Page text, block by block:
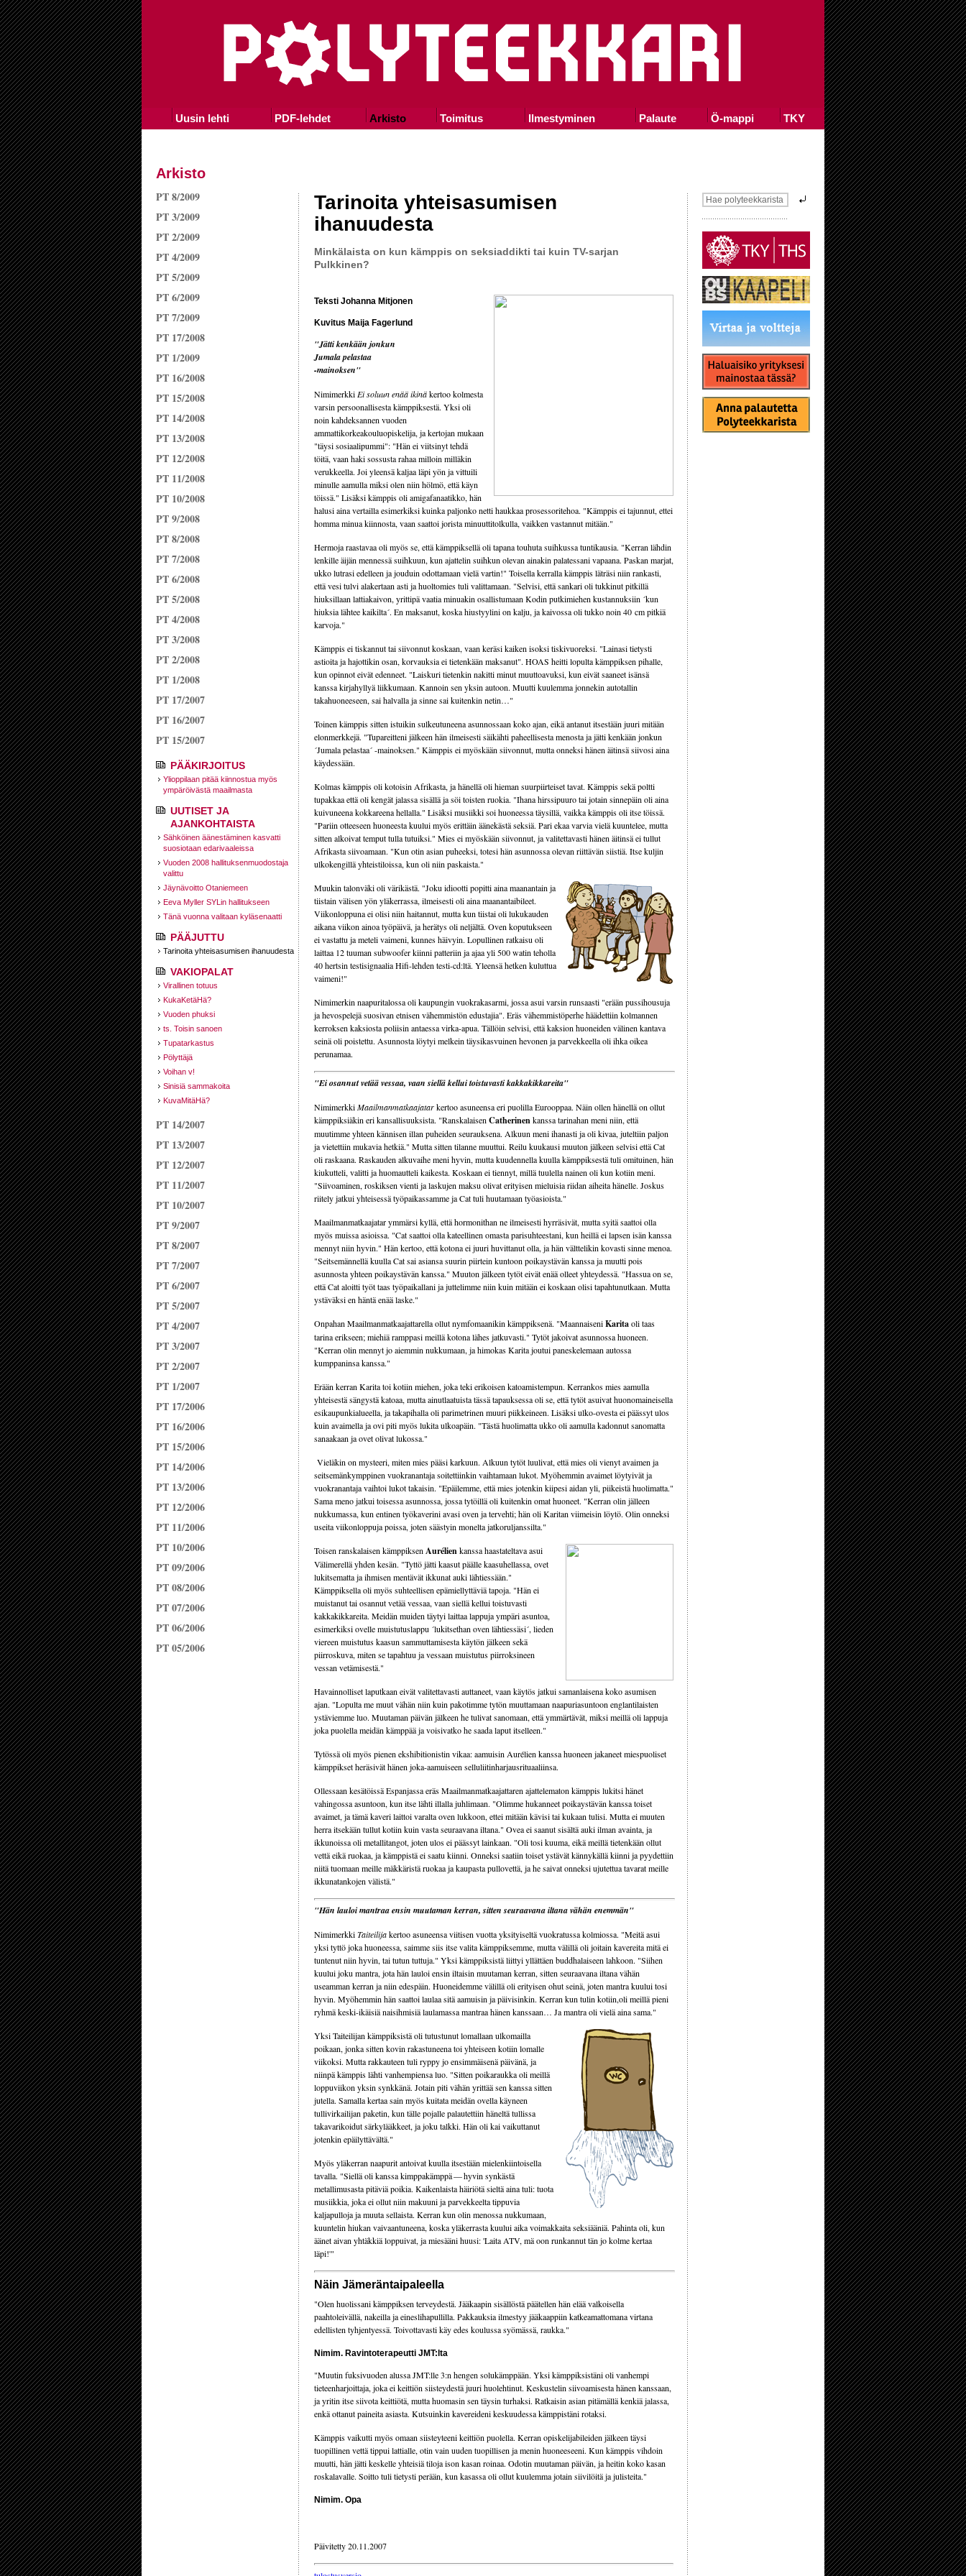
Uusin lehti PDF-lehdet Arkisto Toimitus Ilmestyminen Palaute Ö-mappi TKY
Arkisto
PT 8/2009
PT 3/2009
PT 2/2009
PT 4/2009
PT 5/2009
PT 6/2009
PT 7/2009
PT 17/2008
PT 1/2009
PT 16/2008
PT 15/2008
PT 14/2008
PT 13/2008
PT 12/2008
PT 11/2008
PT 10/2008
PT 9/2008
PT 8/2008
PT 7/2008
PT 6/2008
PT 5/2008
PT 4/2008
PT 3/2008
PT 2/2008
PT 1/2008
PT 17/2007
PT 16/2007
PT 15/2007
PÄÄKIRJOITUS
Ylioppilaan pitää kiinnostua myös
ympäröivästä maailmasta
UUTISET JA
AJANKOHTAISTA
Sähköinen äänestäminen kasvatti
suosiotaan edarivaaleissa
Vuoden 2008 hallituksen­muodostaja
valittu
Jäynävoitto Otaniemeen
Eeva Myller SYLin hallitukseen
Tänä vuonna valitaan kyläsenaatti
PÄÄJUTTU
Tarinoita yhteisasumisen ihanuudesta
VAKIOPALAT
Virallinen totuus
KukaKetäHä?
Vuoden phuksi
ts. Toisin sanoen
Tupatarkastus
Pölyttäjä
Voihan v!
Sinisiä sammakoita
KuvaMitäHä?
PT 14/2007
PT 13/2007
PT 12/2007
PT 11/2007
PT 10/2007
PT 9/2007
PT 8/2007
PT 7/2007
PT 6/2007
PT 5/2007
PT 4/2007
PT 3/2007
PT 2/2007
PT 1/2007
PT 17/2006
PT 16/2006
PT 15/2006
PT 14/2006
PT 13/2006
PT 12/2006
PT 11/2006
PT 10/2006
PT 09/2006
PT 08/2006
PT 07/2006
PT 06/2006
PT 05/2006
Tarinoita yhteisasumisen
ihanuudesta
Minkälaista on kun kämppis on seksiaddikti tai kuin TV-sarjan
Pulkkinen?
Teksti Johanna Mitjonen
Kuvitus Maija Fagerlund
"Jätti kenkään jonkun
Jumala pelastaa
-mainoksen"
Nimimerkki Ei soluun enää ikinäkertoo kolmesta
varsin persoonallisesta kämppiksestä. Yksi oli
noin kahdeksannen vuoden
ammattikorkeakouluopiskelija, ja kertojan mukaan
"täysi sosiaalipummi": "Hän ei viitsinyt tehdä
töitä, vaan haki sossusta rahaa milloin milläkin
verukkeella. Joi yleensä kaljaa läpi yön ja vittuili
minulle aamulla miksi olen niin hölmö, että käyn
töissä." Lisäksi kämppis oli amigafanaatikko, hän
halusi aina vertailla esimerkiksi kuinka paljonko netti haukkaa prosessoritehoa. "Kämppis ei tajunnut, ettei
homma minua kiinnosta, vaan saattoi jorista minuuttitolkulla, vaikken vastannut mitään."
Hermoja raastavaa oli myös se, että kämppiksellä oli tapana touhuta suihkussa tuntikausia. "Kerran lähdin
lenkille äijän mennessä suihkuun, kun ajattelin suihkun olevan ainakin palatessani vapaana. Paskan marjat,
ukko lutrasi edelleen ja jouduin odottamaan vielä vartin!" Toisella kerralla kämppis läträsi niin rankasti,
että vesi tulvi alakertaan asti ja huoltomies tuli valittamaan. "Selvisi, että sankari oli tukkinut pitkillä
hiuksillaan lattiakaivon, yrittipä vaatia minuakin osallistumaan Kodin putkimiehen kustannuksiin ´kun
hiuksia lähtee kaikilta´. En maksanut, koska hiustyylini on kalju, ja kaivossa oli tukko noin 40 cm pitkiä
karvoja."
Kämppis ei tiskannut tai siivonnut koskaan, vaan keräsi kaiken isoksi tiskivuoreksi. "Lainasi tietysti
astioita ja hajottikin osan, korvauksia ei tietenkään maksanut". HOAS heitti lopulta kämppiksen pihalle,
kun opinnot eivät edenneet. "Laiskuri tietenkin nakitti minut muuttoavuksi, kun eivät saaneet isänsä
kanssa kirjahyllyä liikkumaan. Kannoin sen yksin autoon. Muutti kuulemma jonnekin autotallin
takahuoneeseen, sai halvalla ja sinne sai kuitenkin netin…"
Toinen kämppis sitten istuikin sulkeutuneena asunnossaan koko ajan, eikä antanut itsestään juuri mitään
elonmerkkejä. "Tupareitteni jälkeen hän ilmeisesti säikähti paheellisesta menosta ja jätti kenkään jonkun
´Jumala pelastaa´ -mainoksen." Kämppis ei myöskään siivonnut, mutta onneksi hänen äitinsä siivosi aina
käydessään.
Kolmas kämppis oli kotoisin Afrikasta, ja hänellä oli hieman suurpiirteiset tavat. Kämppis sekä poltti
tupakkaa että oli kengät jalassa sisällä ja söi toisten ruokia. "Ihana hirssipuuro tai jotain sinnepäin oli aina
kuivuneena kokkareena hellalla." Lisäksi musiikki soi huoneessa täysillä, vaikka kämppis oli itse töissä.
"Pariin otteeseen huoneesta kuului myös erittäin äänekästä seksiä. Pari ekaa varvia vielä kuuntelee, mutta
sitten alkoivat temput tulla tutuiksi." Mies ei myöskään siivonnut, ja valitettavasti hänen äitinsä ei tullut
Afrikasta siivoamaan. "Kun otin asian puheeksi, totesi hän asunnossa olevan riittävän siistiä. Itse kuljin
ulkokengillä yhteistiloissa, kun oli niin paskaista."
Muukin talonväki oli värikästä. "Joku idiootti popitti aina maanantain ja
tiistain välisen yön yläkerrassa, ilmeisesti oli aina maanantaibileet.
Viikonloppuna ei olisi niin haitannut, mutta kun tiistai oli lukukauden
aikana viikon ainoa työpäivä, ja herätys oli neljältä. Oven koputukseen
ei vastattu ja meteli vaimeni, kunnes häivyin. Lopullinen ratkaisu oli
laittaa 12 tuuman subwoofer kiinni patteriin ja ajaa yli 500 watin teholla
40 hertsin testisignaalia Hifi-lehden testi-cd:ltä. Yleensä hetken kuluttua
vaimeni!"
Nimimerkin naapuritalossa oli kaupungin vuokrakasarmi, jossa asui varsin runsaasti "erään pussihousuja
ja hevospelejä suosivan etnisen vähemmistön edustajia". Eräs vähemmistöperhe häädettiin kolmannen
kerroksen kaksiosta poliisin antaessa virka-apua. Tällöin selvisi, että kaksion huoneiden välinen kantava
seinä oli poistettu. Asunnosta löytyi melkein täysikasvuinen hevonen ja parvekkeella oli ihka oikea
perunamaa.
"Ei osannut vetää vessaa, vaan siellä kellui toistuvasti kakkakikkareita"
NimimerkkiMaailmanmatkaajatarkertoo asuneensa eri puolilla Eurooppaa. Näin ollen hänellä on ollut
kämppiksiäkin eri kansallisuuksista. "Ranskalaisen Catherinenkanssa tarinahan meni niin, että
muutimme yhteen kännisen illan puheiden seurauksena. Alkuun meni ihanasti ja oli kivaa, juteltiin paljon
ja vietettiin mukavia hetkiä." Mutta sitten tilanne muuttui. Reilu kuukausi muuton jälkeen selvisi että Cat
oli raskaana. Raskauden alkuvaihe meni hyvin, mutta kuudennella kuulla kämppiksestä tuli omituinen, hän
kiukutteli, valitti ja huomautteli kaikesta. Koskaan ei tiennyt, millä tuulella nainen oli kun kotiin meni.
"Siivoaminen, roskiksen vienti ja laskujen maksu olivat erityisen mieluisia riidan aiheita hänelle. Joskus
riitely jatkui yhteisessä työpaikassamme ja Cat tuli huutamaan työasioista."
Maailmanmatkaajatar ymmärsi kyllä, että hormonithan ne ilmeisesti hyrräsivät, mutta syitä saattoi olla
myös muissa asioissa. "Cat saattoi olla kateellinen omasta parisuhteestani, kun heillä ei lapsen isän kanssa
mennyt niin hyvin." Hän kertoo, että kotona ei juuri huvittanut olla, ja hän välttelikin kovasti sinne menoa.
"Seitsemännellä kuulla Cat sai asiansa suurin piirtein kuntoon poikaystävän kanssa ja muutti pois
asunnosta yhteen poikaystävän kanssa." Muuton jälkeen tytöt eivät enää olleet yhteydessä. "Hassua on se,
että Cat aloitti työt taas työpaikallani ja juttelimme niin kuin mitään ei koskaan olisi tapahtunutkaan. Mutta
ystäväksi en häntä enää laske."
Onpahan Maailmanmatkaajattarella ollut nymfomaanikin kämppiksenä. "MaannaiseniKaritaoli taas
tarina erikseen; miehiä ramppasi meillä kotona lähes jatkuvasti." Tytöt jakoivat asunnossa huoneen.
"Kerran olin mennyt jo aiemmin nukkumaan, ja himokas Karita joutui paneskelemaan autossa
kumppaninsa kanssa."
Erään kerran Karita toi kotiin miehen, joka teki erikoisen katoamistempun. Kerrankos mies aamulla
yhteisestä sängystä katoaa, mutta ainutlaatuista tässä tapauksessa oli se, että tytöt asuivat huonomaineisella
esikaupunkialueella, ja takapihalla oli parimetrinen muuri piikkeineen. Lisäksi ulko-ovesta ei päässyt ulos
kuin avaimella ja ovi piti myös lukita ulkoapäin. "Tästä huolimatta ukko oli aamulla kadonnut sanomatta
sanaakaan ja ovet olivat lukossa."
Vieläkin on mysteeri, miten mies pääsi karkuun. Alkuun tytöt luulivat, että mies oli vienyt avaimen ja
seitsemänkymppinen vuokranantaja soitettiinkin vaihtamaan lukot. Myöhemmin avaimet löytyivät ja
vuokranantaja vaihtoi lukot takaisin. "Epäilemme, että mies jotenkin kiipesi aidan yli, piikeistä huolimatta."
Sama meno jatkui toisessa asunnossa, jossa tytöillä oli kuitenkin omat huoneet. "Kerran olin jälleen
nukkumassa, kun entinen työkaverini avasi oven ja tervehti; hän oli Karitan viimeisin löytö. Olin onneksi
useita viikonloppuja poissa, joten säästyin monelta jatkoruljanssilta."
Toisen ranskalaisen kämppiksen Aurélienkanssa haastateltava asui
Välimerellä yhden kesän. "Tyttö jätti kaasut päälle kaasuhellassa, ovet
lukitsematta ja ihmisen mentävät ikkunat auki lähtiessään."
Kämppiksella oli myös suhteellisen epämiellyttäviä tapoja. "Hän ei
muistanut tai osannut vetää vessaa, vaan siellä kellui toistuvasti
kakkakikkareita. Meidän muiden täytyi laittaa lappuja ympäri asuntoa,
esimerkiksi ovelle muistutuslappu ´lukitsethan oven lähtiessäsi´, lieden
viereen muistutus kaasun sammuttamisesta käytön jälkeen sekä
piirroskuva, miten se tapahtuu ja vessaan muistutus piirroksineen
vessan vetämisestä."
Havainnolliset laputkaan eivät valitettavasti auttaneet, vaan käytös jatkui samanlaisena koko asumisen
ajan. "Lopulta me muut vähän niin kuin pakotimme tytön muuttamaan naapuriasuntoon englantilaisten
ystäviemme luo. Muutaman päivän jälkeen he tulivat sanomaan, että ymmärtävät, miksi meillä oli lappuja
joka puolella meidän kämppää ja voisivatko he saada laput itselleen."
Tytössä oli myös pienen ekshibitionistin vikaa: aamuisin Aurélien kanssa huoneen jakaneet miespuoliset
kämppikset heräsivät hänen joka-aamuiseen selluliitinharjausrituaaliinsa.
Ollessaan kesätöissä Espanjassa eräs Maailmanmatkaajattaren ajattelematon kämppis lukitsi hänet
vahingossa asuntoon, kun itse lähti illalla juhlimaan. "Olimme hukanneet poikaystävän kanssa toiset
avaimet, ja tämä kaveri laittoi varalta oven lukkoon, ettei mitään kävisi tai kukaan tulisi. Mutta ei muuten
herra itsekään tullut kotiin kuin vasta seuraavana iltana." Ovea ei saanut sisältä auki ilman avainta, ja
ikkunoissa oli metallitangot, joten ulos ei päässyt lainkaan. "Oli tosi kuuma, eikä meillä tietenkään ollut
vettä eikä ruokaa, ja kämppistä ei saatu kiinni. Onneksi saatiin toiset ystävät kännykällä kiinni ja pyydettiin
niitä tuomaan meille mäkkäristä ruokaa ja kaupasta pullovettä, ja he saivat onneksi ujutettua tavarat meille
ikkunatankojen välistä."
"Hän lauloi mantraa ensin muutaman kerran, sitten seuraavana iltana vähän enemmän"
NimimerkkiTaiteilijakertoo asuneensa viitisen vuotta yksityiseltä vuokratussa kolmiossa. "Meitä asui
yksi tyttö joka huoneessa, saimme siis itse valita kämppiksemme, mutta välillä oli joitain kavereita mitä ei
tuntenut niin hyvin, tai tutun tuttuja." Yksi kämppiksistä liittyi yllättäen buddhalaiseen lahkoon. "Siihen
kuului joku mantra, jota hän lauloi ensin iltaisin muutaman kerran, sitten seuraavana iltana vähän
useamman kerran ja niin edespäin. Huoneidemme välillä oli erityisen ohut seinä, joten mantra kuului tosi
hyvin. Myöhemmin hän saattoi laulaa sitä aamuisin ja päivisinkin. Kerran kun tulin kotiin,oli meillä pieni
ryhmä keski-ikäisiä naisihmisiä laulamassa mantraa hänen kanssaan… Ja mantra oli vielä aina sama."
Yksi Taiteilijan kämppiksistä oli tutustunut lomallaan ulkomailla
poikaan, jonka sitten kovin rakastuneena toi yhteiseen kotiin lomalle
viikoksi. Mutta rakkauteen tuli ryppy jo ensimmäisenä päivänä, ja
niinpä kämppis lähti vanhempiensa luo. "Sitten poikaraukka oli meillä
loppuviikon yksin synkkänä. Jotain piti vähän yrittää sen kanssa sitten
jutella. Samalla kertaa sain myös kuitata meidän ovella käyneen
tullivirkailijan paketin, kun tälle pojalle palautettiin häneltä tullissa
takavarikoidut särkylääkkeet, ja joku talkki. Hän oli kai vaikuttanut
jotenkin epäilyttävältä."
Myös yläkerran naapurit antoivat kuulla itsestään mielenkiintoisella
tavalla. "Siellä oli kanssa kimppakämppä — hyvin synkästä
metallimusasta pitäviä poikia. Kaikenlaista häiriötä sieltä aina tuli: tuota
musiikkia, joka ei ollut niin makuuni ja parvekkeelta tippuvia
kaljapulloja ja muuta sellaista. Kerran kun olin menossa nukkumaan,
kuuntelin hiukan vaivaantuneena, koska yläkerrasta kuului aika voimakkaita seksiääniä. Pahinta oli, kun
äänet aivan yhtäkkiä loppuivat, ja miesääni huusi: 'Laita ATV, mä oon runkannut tän jo kolme kertaa
läpi!'"
Näin Jämeräntaipaleella
"Olen huolissani kämppiksen terveydestä. Jääkaapin sisällöstä päätellen hän elää valkoisella
paahtoleivällä, nakeilla ja eineslihapullilla. Pakkauksia ilmestyy jääkaappiin katkeamattomana virtana
edellisten tyhjentyessä. Toivottavasti käy edes koulussa syömässä, raukka."
Nimim. Ravintoterapeutti JMT:lta
"Muutin fuksivuoden alussa JMT:lle 3:n hengen solukämppään. Yksi kämppiksistäni oli vanhempi
tieteenharjoittaja, joka ei keittiön siisteydestä juuri huolehtinut. Keskustelin siivoamisesta hänen kanssaan,
ja yritin itse siivota keittiötä, mutta huomasin sen täysin turhaksi. Ratkaisin asian pitämällä kenkiä jalassa,
enkä ottanut paineita asiasta. Kutsuinkin kavereideni keskuudessa kämppistäni rotaksi.
Kämppis vaikutti myös omaan siisteyteeni keittiön puolella. Kerran opiskelijabileiden jälkeen täysi
tuopillinen vettä tippui lattialle, otin vain uuden tuopillisen ja menin huoneeseeni. Kun kämppis vihdoin
muutti, hän jätti keskelle yhteisiä tiloja ison kasan roinaa. Odotin muutaman päivän, ja heitin koko kasan
roskalavalle. Soitto tuli tietysti perään, kun kasassa oli ollut kuulemma jotain siivilöitä ja julisteita."
Nimim. Opa
Päivitetty 20.11.2007